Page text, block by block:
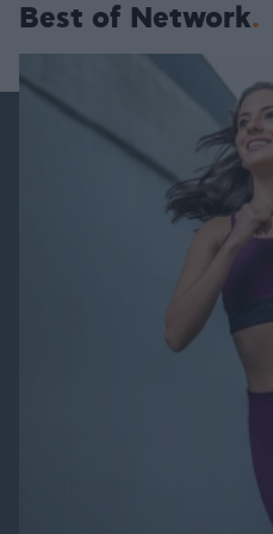
Best of Network